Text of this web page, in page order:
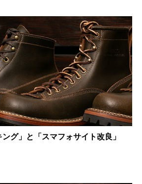
ング」と「スマフォサイト改良」